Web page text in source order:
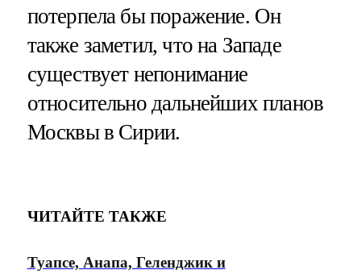
потерпела бы поражение. Он
также заметил, что на Западе
существует непонимание
относительно дальнейших планов
Москвы в Сирии.
ЧИТАЙТЕ ТАКЖЕ
Туапсе, Анапа, Геленджик и